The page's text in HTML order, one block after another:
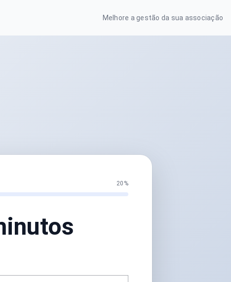
Melhore a gestão da sua associação
20%